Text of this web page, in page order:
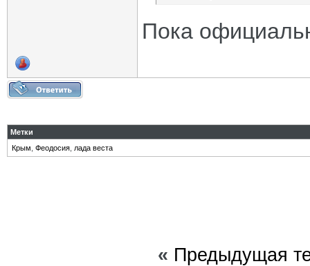
Пока
Метки
Крым Феодосия лада веста
« Предыдущая